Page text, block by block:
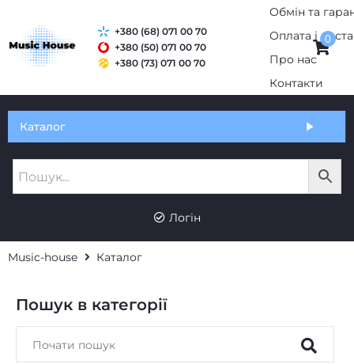
Обмін та
Оплата і
Про нас
Контакти
+380 (68) 071 00 70
+380 (50) 071 00 70
+380 (73) 071 00 70
0
Каталог
Логін
Music-house Каталог
Пошук в категорії